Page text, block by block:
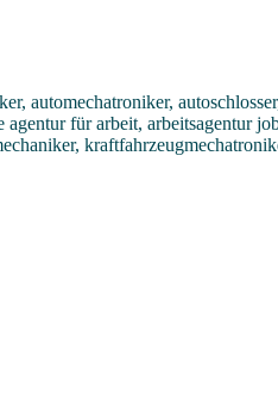
automechatroniker,
agentur für arbeit, arbeitsagentur